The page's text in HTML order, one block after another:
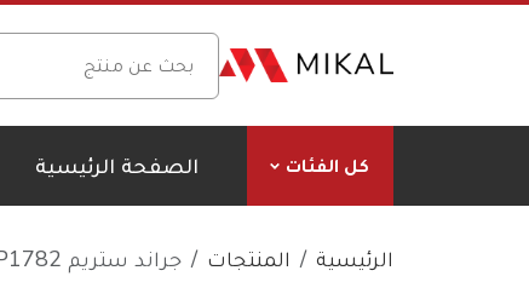
كل الفئات الصفحة الرئيسية
الرئيسية المنتجات جراند ستريم GXP1782 – هاتف آي بي متوسط المدى